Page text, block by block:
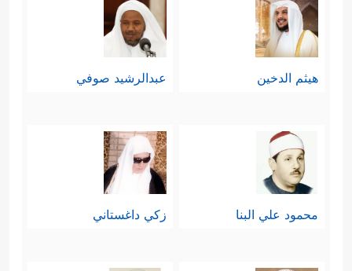
هيثم الدخين عبدالرشيد صوفي
محمود علي البنا زكي داغستاني